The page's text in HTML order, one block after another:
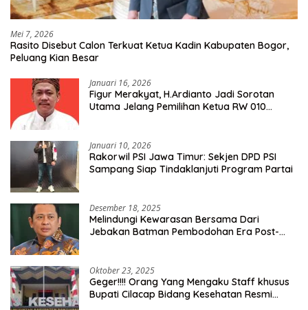
Mei 7, 2026
Rasito Disebut Calon Terkuat Ketua Kadin Kabupaten Bogor,
Peluang Kian Besar
Januari 16, 2026
Figur Merakyat, H.Ardianto Jadi Sorotan
Utama Jelang Pemilihan Ketua RW 010
Januari 10, 2026
Rakorwil PSI Jawa Timur: Sekjen DPD PSI
Sampang Siap Tindaklanjuti Program Partai
Desember 18, 2025
Melindungi Kewarasan Bersama Dari
Jebakan Batman Pembodohan Era Post-
Oktober 23, 2025
Geger!!!! Orang Yang Mengaku Staff khusus
Bupati Cilacap Bidang Kesehatan Resmi